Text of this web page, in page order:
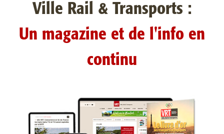
Ville Rail & Transports :
Un magazine et de l'info en
continu